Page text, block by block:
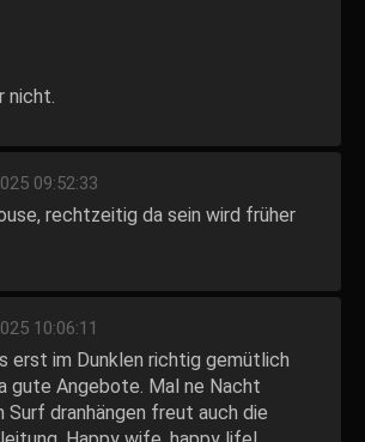
nicht.
09:52:33
rechtzeitig da sein wird früher
10:06:11
erst im Dunklen richtig gemütlich
gute Angebote. Mal ne Nacht
Surf dranhängen freut auch die